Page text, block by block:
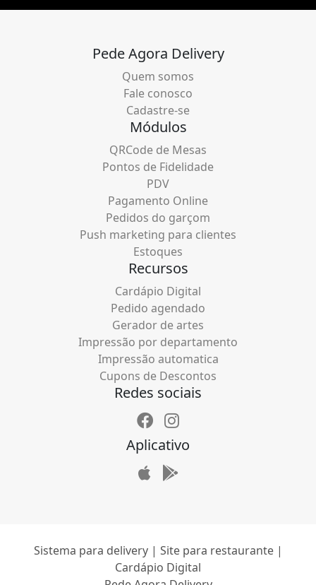
Pede Agora Delivery
Quem somos
Fale conosco
Cadastre-se
Módulos
QRCode de Mesas
Pontos de Fidelidade
PDV
Pagamento Online
Pedidos do garçom
Push marketing para clientes
Estoques
Recursos
Cardápio Digital
Pedido agendado
Gerador de artes
Impressão por departamento
Impressão automatica
Cupons de Descontos
Redes sociais
Aplicativo
Sistema para delivery | Site para restaurante |
Cardápio Digital